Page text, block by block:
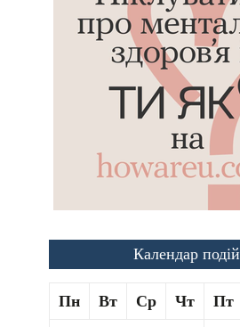
Календар подій
Пн Вт Ср Чт Пт